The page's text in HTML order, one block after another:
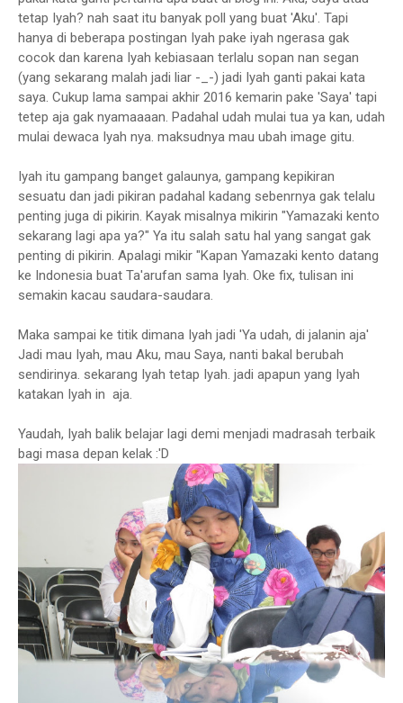
tetap Iyah? nah saat itu banyak poll yang buat 'Aku'. Tapi
hanya di beberapa postingan Iyah pake iyah ngerasa gak
cocok dan karena Iyah kebiasaan terlalu sopan nan segan
(yang sekarang malah jadi liar -_-) jadi Iyah ganti pakai kata
saya. Cukup lama sampai akhir 2016 kemarin pake 'Saya' tapi
tetep aja gak nyamaaaan. Padahal udah mulai tua ya kan, udah
mulai dewaca Iyah nya. maksudnya mau ubah image gitu.
Iyah itu gampang banget galaunya, gampang kepikiran
sesuatu dan jadi pikiran padahal kadang sebenrnya gak telalu
penting juga di pikirin. Kayak misalnya mikirin "Yamazaki kento
sekarang lagi apa ya?" Ya itu salah satu hal yang sangat gak
penting di pikirin. Apalagi mikir "Kapan Yamazaki kento datang
ke Indonesia buat Ta'arufan sama Iyah. Oke fix, tulisan ini
semakin kacau saudara-saudara.
Maka sampai ke titik dimana Iyah jadi 'Ya udah, di jalanin aja'
Jadi mau Iyah, mau Aku, mau Saya, nanti bakal berubah
sendirinya. sekarang Iyah tetap Iyah. jadi apapun yang Iyah
katakan Iyah in aja.
Yaudah, Iyah balik belajar lagi demi menjadi madrasah terbaik
bagi masa depan kelak :'D